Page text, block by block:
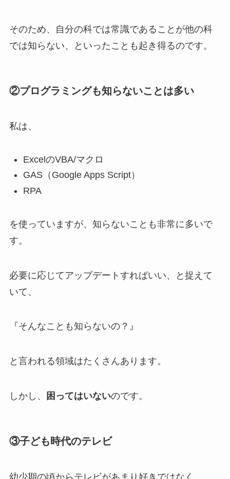
そのため、自分の科では常識であることが他の科
では知らない、といったことも起き得るのです。
②プログラミングも知らないことは多い
私は、
ExcelのVBA/マクロ
GAS（Google Apps Script）
RPA
を使っていますが、知らないことも非常に多いで
す。
必要に応じてアップデートすればいい、と捉えて
いて、
『そんなことも知らないの？』
と言われる領域はたくさんあります。
しかし、 困ってはいないのです。
③子ども時代のテレビ
幼少期の頃からテレビがあまり好きではなく。